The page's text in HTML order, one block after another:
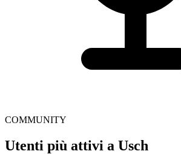
COMMUNITY
Utenti più attivi a Usch